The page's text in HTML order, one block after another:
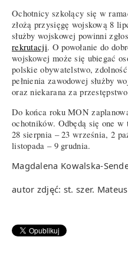
Ochotnicy szkolący się w
złożą przysięgę wojskową 8
służby wojskowej powinni
rekrutacji. O powołanie do
wojskowej może się ubiegać
polskie obywatelstwo,
pełnienia zawodowej służby
oraz niekarana za
Do końca roku MON
ochotników. Odbędą się one
28 sierpnia – 23 września, 2
listopada – 9 grudnia.
Magdalena Kowalska-
autor zdjęć: st. szer.